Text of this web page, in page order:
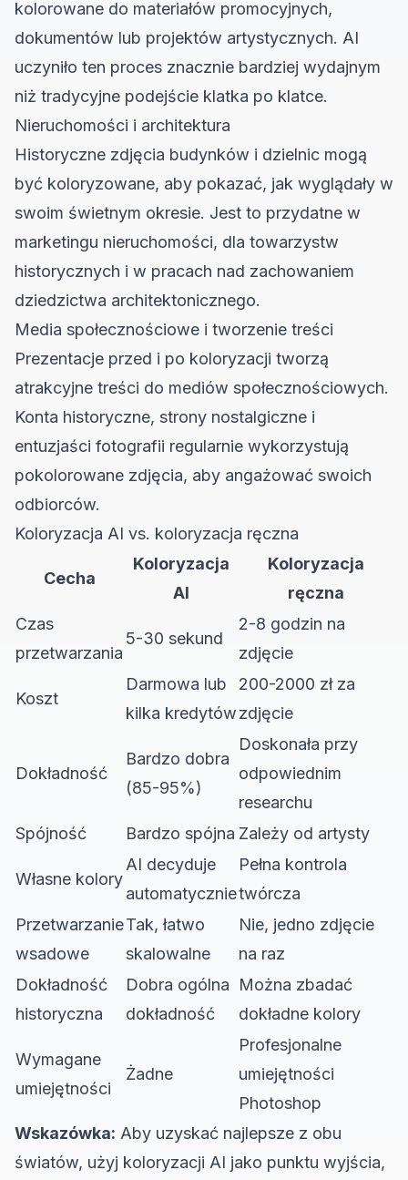
kolorowane do materiałów promocyjnych,
dokumentów lub projektów artystycznych. AI
uczyniło ten proces znacznie bardziej wydajnym
niż tradycyjne podejście klatka po klatce.
Nieruchomości i architektura
Historyczne zdjęcia budynków i dzielnic mogą
być koloryzowane, aby pokazać, jak wyglądały w
swoim świetnym okresie. Jest to przydatne w
marketingu nieruchomości, dla towarzystw
historycznych i w pracach nad zachowaniem
dziedzictwa architektonicznego.
Media społecznościowe i tworzenie treści
Prezentacje przed i po koloryzacji tworzą
atrakcyjne treści do mediów społecznościowych.
Konta historyczne, strony nostalgiczne i
entuzjaści fotografii regularnie wykorzystują
pokolorowane zdjęcia, aby angażować swoich
odbiorców.
Koloryzacja AI vs. koloryzacja ręczna
Cecha
Koloryzacja
AI
Koloryzacja
ręczna
Czas
przetwarzania
5-30 sekund
2-8 godzin na
zdjęcie
Koszt
Darmowa lub
kilka kredytów
200-2000 zł za
zdjęcie
Dokładność
Bardzo dobra
(85-95%)
Doskonała przy
odpowiednim
researchu
Spójność
Bardzo spójna Zależy od artysty
Własne kolory
AI decyduje
automatycznie
Pełna kontrola
twórcza
Przetwarzanie
wsadowe
Tak, łatwo
skalowalne
Nie, jedno zdjęcie
na raz
Dokładność
historyczna
Dobra ogólna
dokładność
Można zbadać
dokładne kolory
Wymagane
umiejętności
Żadne
Profesjonalne
umiejętności
Photoshop
Wskazówka: Aby uzyskać najlepsze z obu
światów, użyj koloryzacji AI jako punktu wyjścia,